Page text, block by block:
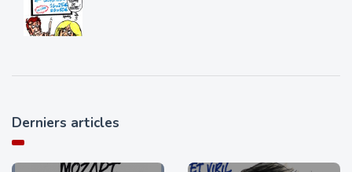
Derniers articles